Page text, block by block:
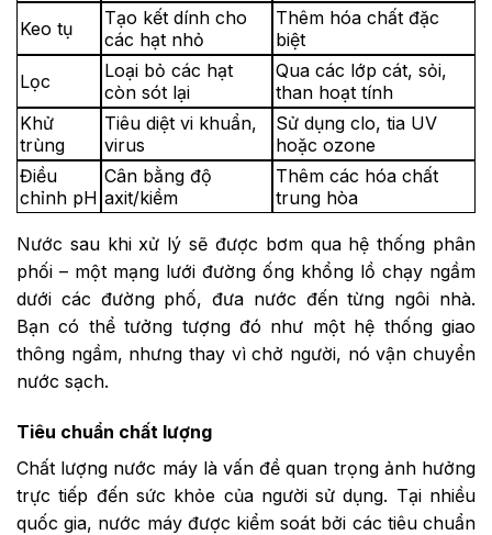
Keo tụ
Tạo kết dính cho
các hạt nhỏ
Thêm hóa chất đặc
biệt
Lọc
Loại bỏ các hạt
còn sót lại
Qua các lớp cát, sỏi,
than hoạt tính
Khử
trùng
Tiêu diệt vi khuẩn,
virus
Sử dụng clo, tia UV
hoặc ozone
Điều
chỉnh pH
Cân bằng độ
axit/kiềm
Thêm các hóa chất
trung hòa
Nước sau khi xử lý sẽ được bơm qua hệ thống phân
phối – một mạng lưới đường ống khổng lồ chạy ngầm
dưới các đường phố, đưa nước đến từng ngôi nhà.
Bạn có thể tưởng tượng đó như một hệ thống giao
thông ngầm, nhưng thay vì chở người, nó vận chuyển
nước sạch.
Tiêu chuẩn chất lượng
Chất lượng nước máy là vấn đề quan trọng ảnh hưởng
trực tiếp đến sức khỏe của người sử dụng. Tại nhiều
quốc gia, nước máy được kiểm soát bởi các tiêu chuẩn